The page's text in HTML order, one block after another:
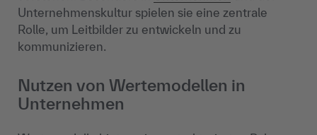
Unternehmenskultur spielen sie eine zentrale
Rolle, um Leitbilder zu entwickeln und zu
kommunizieren.
Nutzen von Wertemodellen in
Unternehmen